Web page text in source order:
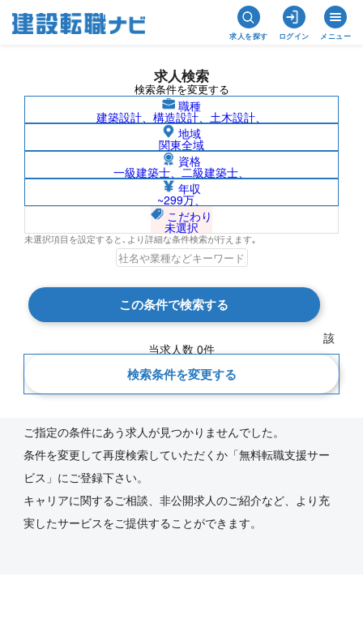
求人を探す ログイン メニュー
求人検索
検索条件を変更する
職種
建築設計、構造設計、土木設計、
地域
関東全域
資格
一級建築士、二級建築士、
年収
~299万、
こだわり
未選択
未選択項目を設定すると､より詳細な条件検索が行えます｡
この条件で検索する
該
当求人数 0件
検索条件を変更する
山梨県/株式会社建設技研インターナショ
ナルの求人検索結果一覧
新着順
ご指定の条件にあう求人が見つかりませんでした。
条件を変更して再度検索していただくか「無料転職支援サー
ビス」にご登録下さい。
キャリアに関するご相談、非公開求人のご紹介など、より充
実したサービスをご提供することができます。